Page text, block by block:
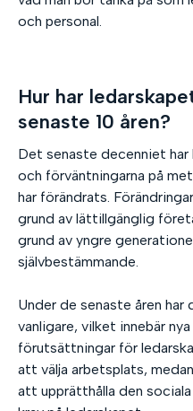
och personal.
Hur har
senaste 10 åren?
Det senaste decenniet har
och förväntningarna på
har förändrats.
grund av lättillgänglig
grund av yngre
självbestämmande.
Under de senaste åren
vanligare, vilket innebär
förutsättningar för
att välja arbetsplats,
att upprätthålla den